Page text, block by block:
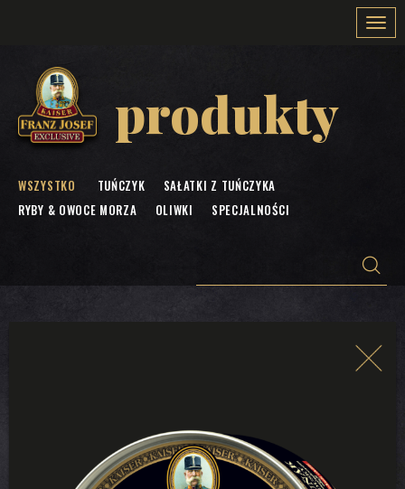
produkty
WSZYSTKO TUŃCZYK
SAŁATKI Z TUŃCZYKA
RYBY & OWOCE MORZA
OLIWKI SPECJALNOŚCI